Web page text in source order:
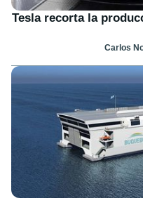
Tesla recorta la
Carlos